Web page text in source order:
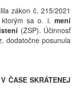
zákon č. 215/2021
sa o. i. mení
(ZSP). Účinnosť
dodatočne posunula
ČASE SKRÁTENEJ